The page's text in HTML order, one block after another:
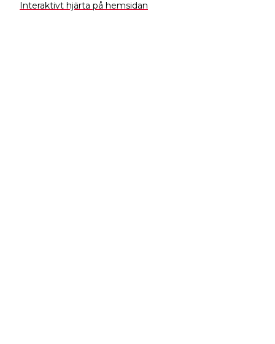
Interaktivt hjärta på hemsidan